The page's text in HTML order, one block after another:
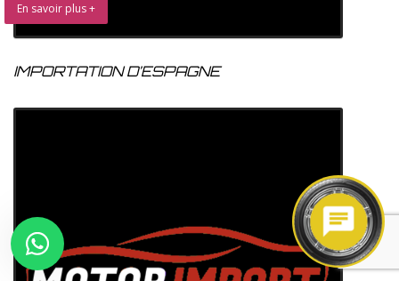
En savoir plus +
IMPORTATION D’ESPAGNE